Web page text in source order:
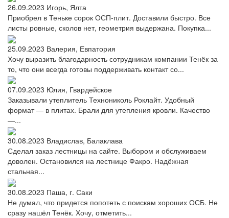
26.09.2023 Игорь, Ялта
Приобрел в Теньке сорок ОСП-плит. Доставили быстро. Все
листы ровные, сколов нет, геометрия выдержана. Покупка...
25.09.2023 Валерия, Евпатория
Хочу выразить благодарность сотрудникам компании Тенёк за
то, что они всегда готовы поддерживать контакт со...
07.09.2023 Юлия, Гвардейское
Заказывали утеплитель Технониколь Роклайт. Удобный
формат — в плитах. Брали для утепления кровли. Качество
—...
30.08.2023 Владислав, Балаклава
Сделал заказ лестницы на сайте. Выбором и обслуживаем
доволен. Остановился на лестнице Факро. Надёжная
стальная...
30.08.2023 Паша, г. Саки
Не думал, что придется попотеть с поискам хороших ОСБ. Не
сразу нашёл Тенёк. Хочу, отметить...